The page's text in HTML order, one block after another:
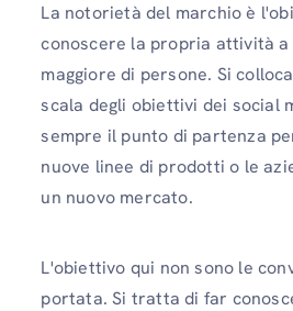
La notorietà del marchio è
conoscere la propria attività a
maggiore di persone. Si
scala degli obiettivi dei social
sempre il punto di partenza
nuove linee di prodotti o le
un nuovo mercato.
L'obiettivo qui non sono le
portata. Si tratta di far